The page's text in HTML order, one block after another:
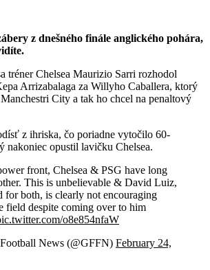
z dnešného finále anglického pohára,
tréner Chelsea Maurizio Sarri rozhodol
Arrizabalaga za Willyho Caballera, ktorý
City a tak ho chcel na penaltový
z ihriska, čo poriadne vytočilo 60-
nakoniec opustil lavičku Chelsea.
front, Chelsea & PSG have long
This is unbelievable & David Luiz,
for both, is clearly not encouraging
field despite coming over to him
o8e854nfaW
News (@GFFN) February 24,